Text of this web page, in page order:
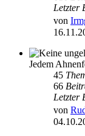
Letzter
von
Jedem
45
66
Letzter
von